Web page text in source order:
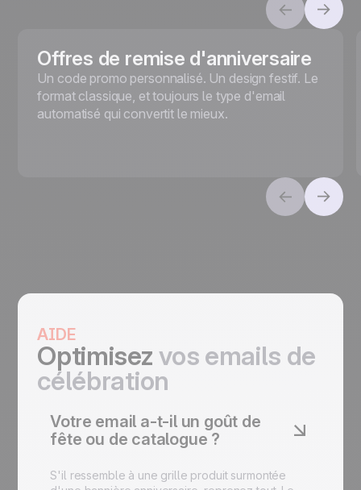
Offres de remise d'anniversaire
Un code promo personnalisé. Un design festif. Le
format classique, et toujours le type d'email
automatisé qui convertit le mieux.
AIDE
Optimisez vos emails de
célébration
Votre email a-t-il un goût de
fête ou de catalogue ?
S'il ressemble à une grille produit surmontée